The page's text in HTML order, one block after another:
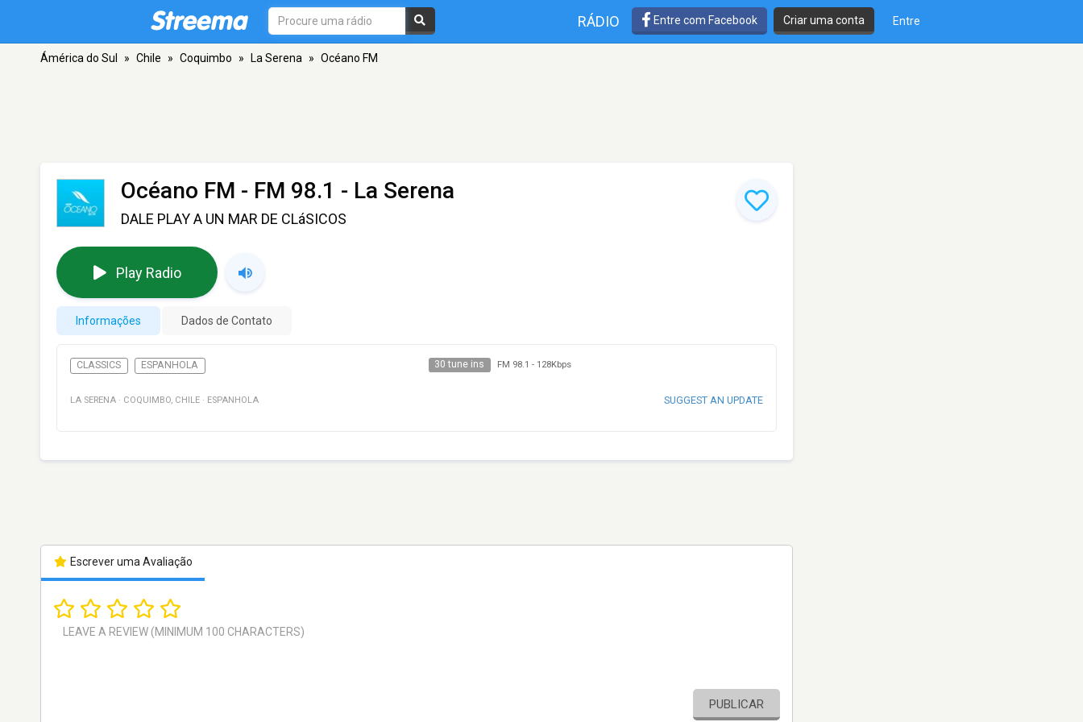
RÁDIO Entre com Facebook Criar uma conta Entre
Ámérica do Sul » Chile » Coquimbo » La Serena » Océano FM
Océano FM - FM 98.1 - La Serena
DALE PLAY A UN MAR DE CLáSICOS
Play Radio
Informações Dados de Contato
CLASSICS ESPANHOLA 30 tune ins FM 98.1 - 128Kbps
LA SERENA · COQUIMBO, CHILE · ESPANHOLA SUGGEST AN UPDATE
Escrever uma Avaliação
PUBLICAR